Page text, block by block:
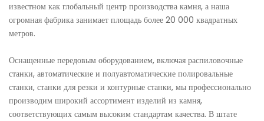
известном как глобальный центр производства камня, а наша
огромная фабрика занимает площадь более 20 000 квадратных
метров.
Оснащенные передовым оборудованием, включая распиловочные
станки, автоматические и полуавтоматические полировальные
станки, станки для резки и контурные станки, мы профессионально
производим широкий ассортимент изделий из камня,
соответствующих самым высоким стандартам качества. В штате